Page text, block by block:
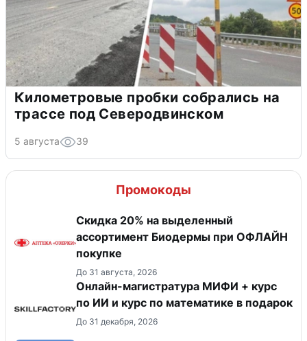
Километровые пробки собрались на
трассе под Северодвинском
5 августа 39
Промокоды
Скидка 20% на выделенный
ассортимент Биодермы при ОФЛАЙН
покупке
До 31 августа, 2026
Онлайн-магистратура МИФИ + курс
по ИИ и курс по математике в подарок
До 31 декабря, 2026